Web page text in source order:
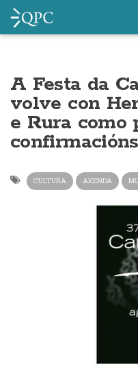
A Festa da
volve con
e Rura como
confirmacións
CULTURA AXENDA